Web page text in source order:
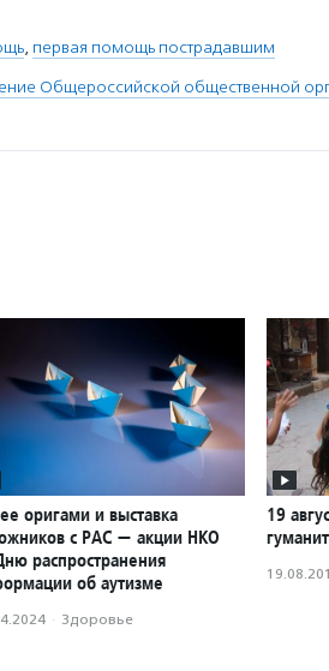
, первая помощь пострадавшим
Общероссийской общественной
оригами и выставка
с РАС — акции НКО
распространения
об аутизме
· Здоровье
19